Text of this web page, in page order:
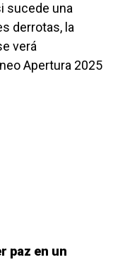
sucede una
derrotas, la
verá
Apertura 2025
paz en un